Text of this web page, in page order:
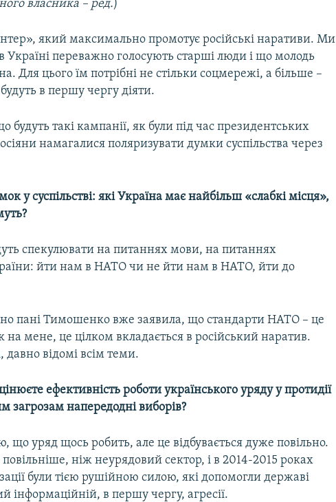
власника – ред.)
який максимально промотує російські наративи. Ми
Україні переважно голосують старші люди і що молодь
Для цього їм потрібні не стільки соцмережі, а більше –
в першу чергу діяти.
такі кампанії, як були під час президентських
намагалися поляризувати думки суспільства через
у суспільстві: які Україна має найбільш «слабкі місця»,
спекулювати на питаннях мови, на питаннях
йти нам в НАТО чи не йти нам в НАТО, йти до
пані Тимошенко вже заявила, що стандарти НАТО – це
на мене, це цілком вкладається в російський наратив.
давно відомі всім теми.
ефективність роботи українського уряду у протидії
загрозам напередодні виборів?
що уряд щось робить, але це відбувається дуже повільно.
ніж неурядовий сектор, і в 2014-2015 роках
були тією рушійною силою, які допомогли державі
інформаційній, в першу чергу, агресії.